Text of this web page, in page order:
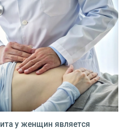
у женщин является